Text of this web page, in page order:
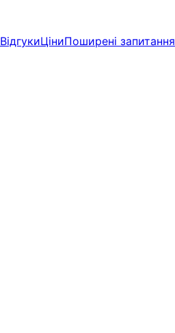
ВідгукиЦіниПоширені запитання